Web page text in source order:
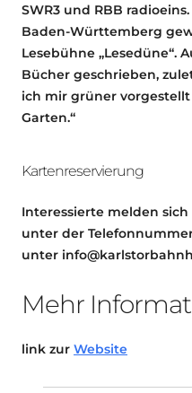
SWR3 und RBB
Baden-Württemberg
Lesebühne „Lesedüne“.
Bücher geschrieben,
ich mir grüner vorgestellt
Garten.“
Kartenreservierung
Interessierte melden
unter der Telefonnummer
unter
Mehr
link zur Website